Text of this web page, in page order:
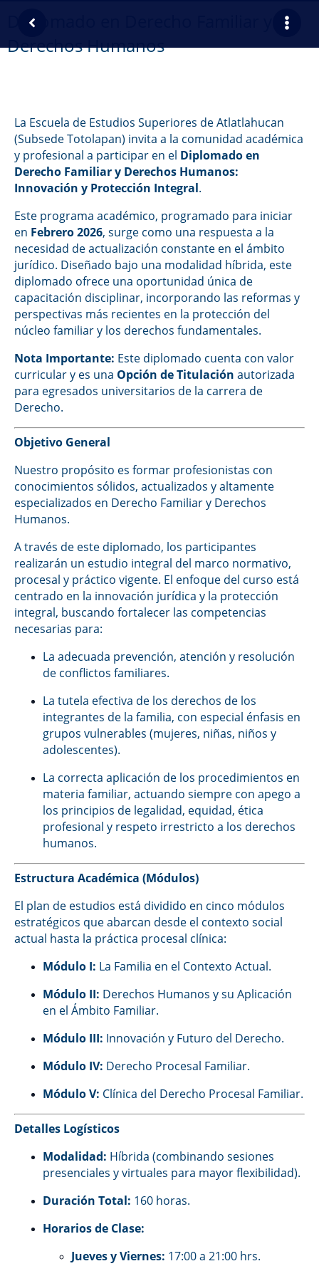
Diplomado en Derecho Familiar y
Derechos Humanos
La Escuela de Estudios Superiores de Atlatlahucan
(Subsede Totolapan) invita a la comunidad académica
y profesional a participar en el Diplomado en
Derecho Familiar y Derechos Humanos:
Innovación y Protección Integral.
Este programa académico, programado para iniciar
en Febrero 2026, surge como una respuesta a la
necesidad de actualización constante en el ámbito
jurídico. Diseñado bajo una modalidad híbrida, este
diplomado ofrece una oportunidad única de
capacitación disciplinar, incorporando las reformas y
perspectivas más recientes en la protección del
núcleo familiar y los derechos fundamentales.
Nota Importante: Este diplomado cuenta con valor
curricular y es una Opción de Titulación autorizada
para egresados universitarios de la carrera de
Derecho.
Objetivo General
Nuestro propósito es formar profesionistas con
conocimientos sólidos, actualizados y altamente
especializados en Derecho Familiar y Derechos
Humanos.
A través de este diplomado, los participantes
realizarán un estudio integral del marco normativo,
procesal y práctico vigente. El enfoque del curso está
centrado en la innovación jurídica y la protección
integral, buscando fortalecer las competencias
necesarias para:
La adecuada prevención, atención y resolución
de conflictos familiares.
La tutela efectiva de los derechos de los
integrantes de la familia, con especial énfasis en
grupos vulnerables (mujeres, niñas, niños y
adolescentes).
La correcta aplicación de los procedimientos en
materia familiar, actuando siempre con apego a
los principios de legalidad, equidad, ética
profesional y respeto irrestricto a los derechos
humanos.
Estructura Académica (Módulos)
El plan de estudios está dividido en cinco módulos
estratégicos que abarcan desde el contexto social
actual hasta la práctica procesal clínica:
Módulo I: La Familia en el Contexto Actual.
Módulo II: Derechos Humanos y su Aplicación
en el Ámbito Familiar.
Módulo III: Innovación y Futuro del Derecho.
Módulo IV: Derecho Procesal Familiar.
Módulo V: Clínica del Derecho Procesal Familiar.
Detalles Logísticos
Modalidad: Híbrida (combinando sesiones
presenciales y virtuales para mayor flexibilidad).
Duración Total: 160 horas.
Horarios de Clase:
Jueves y Viernes: 17:00 a 21:00 hrs.